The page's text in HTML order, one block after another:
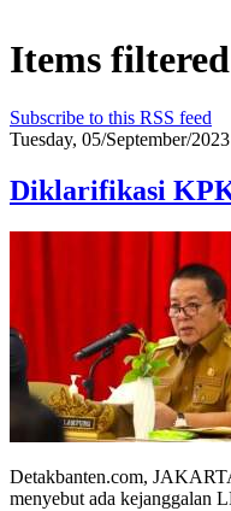
Items filtered
Subscribe to this RSS feed
Tuesday, 05/September/2023
Diklarifikasi
Detakbanten.com,
menyebut ada kejanggalan